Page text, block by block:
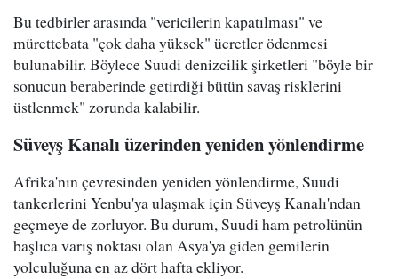
Bu tedbirler arasında "vericilerin kapatılması" ve
mürettebata "çok daha yüksek" ücretler ödenmesi
bulunabilir. Böylece Suudi denizcilik şirketleri "böyle bir
sonucun beraberinde getirdiği bütün savaş risklerini
üstlenmek" zorunda kalabilir.
Süveyş Kanalı üzerinden yeniden yönlendirme
Afrika'nın çevresinden yeniden yönlendirme, Suudi
tankerlerini Yenbu'ya ulaşmak için Süveyş Kanalı'ndan
geçmeye de zorluyor. Bu durum, Suudi ham petrolünün
başlıca varış noktası olan Asya'ya giden gemilerin
yolculuğuna en az dört hafta ekliyor.